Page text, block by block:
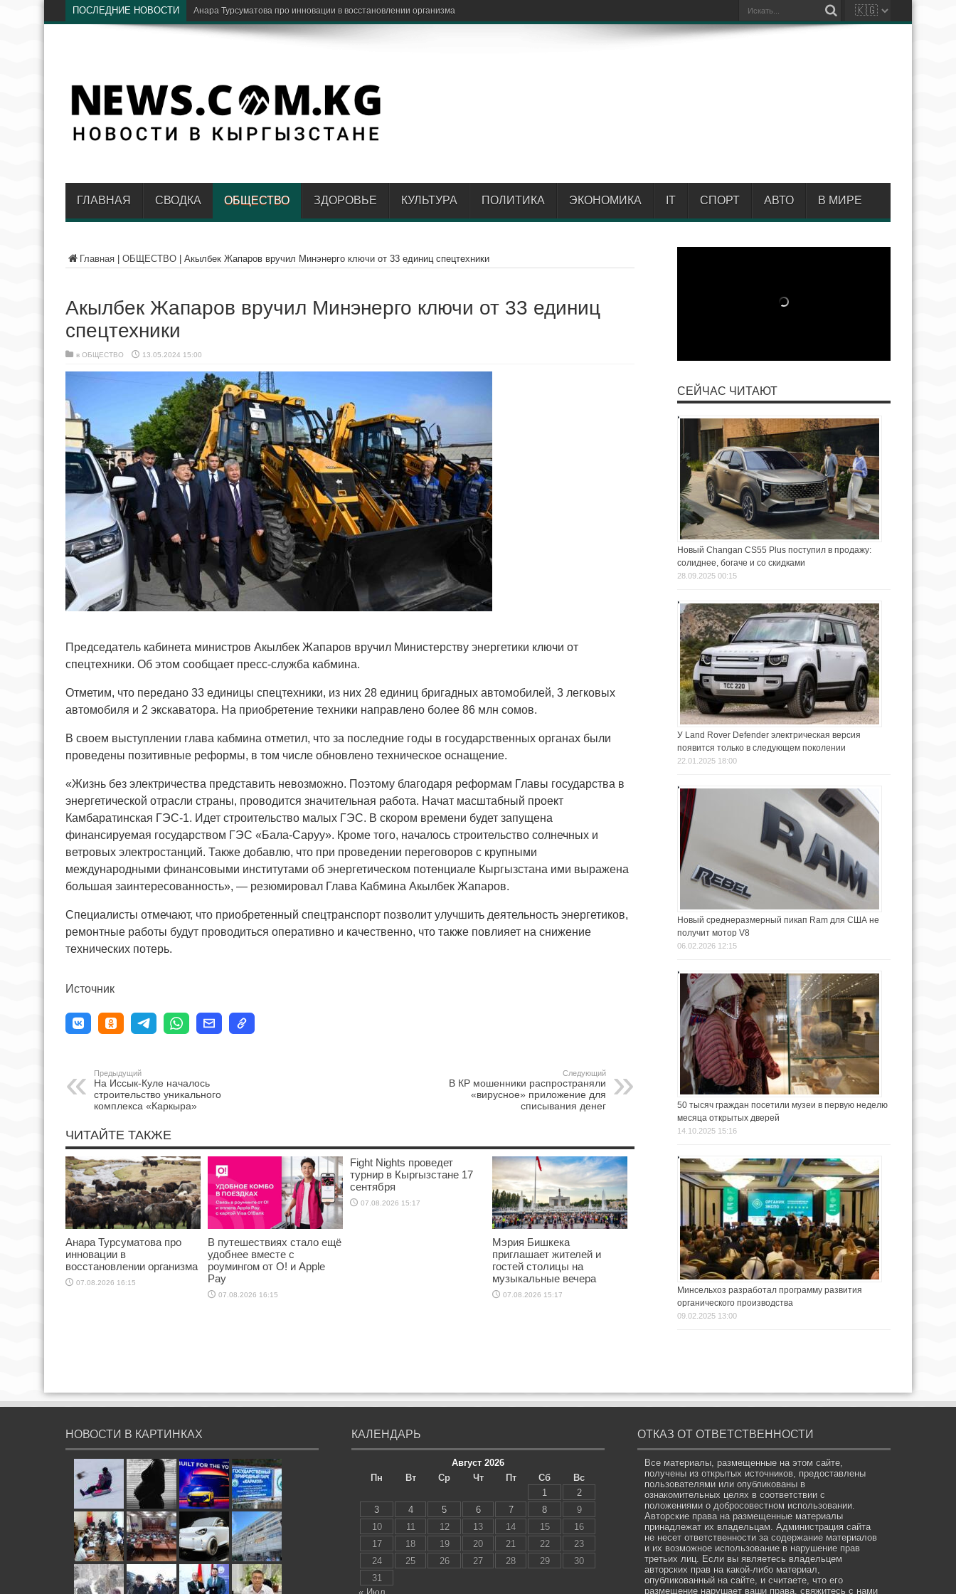
ПОСЛЕДНИЕ НОВОСТИ
ГЛАВНАЯ СВОДКА ОБЩЕСТВО ЗДОРОВЬЕ КУЛЬТУРА ПОЛИТИКА ЭКОНОМИКА IT СПОРТ АВТО В МИРЕ
Главная ОБЩЕСТВО Акылбек Жапаров вручил Минэнерго ключи от 33 единиц спецтехники
Акылбек Жапаров вручил Минэнерго ключи от 33 единиц
спецтехники
в ОБЩЕСТВО 13.05.2024 15:00
Председатель кабинета министров Акылбек Жапаров вручил Министерству энергетики ключи от
спецтехники. Об этом сообщает пресс-служба кабмина.
Отметим, что передано 33 единицы спецтехники, из них 28 единиц бригадных автомобилей, 3 легковых
автомобиля и 2 экскаватора. На приобретение техники направлено более 86 млн сомов.
В своем выступлении глава кабмина отметил, что за последние годы в государственных органах были
проведены позитивные реформы, в том числе обновлено техническое оснащение.
«Жизнь без электричества представить невозможно. Поэтому благодаря реформам Главы государства в
энергетической отрасли страны, проводится значительная работа. Начат масштабный проект
Камбаратинская ГЭС-1. Идет строительство малых ГЭС. В скором времени будет запущена
финансируемая государством ГЭС «Бала-Саруу». Кроме того, началось строительство солнечных и
ветровых электростанций. Также добавлю, что при проведении переговоров с крупными
международными финансовыми институтами об энергетическом потенциале Кыргызстана ими выражена
большая заинтересованность», — резюмировал Глава Кабмина Акылбек Жапаров.
Специалисты отмечают, что приобретенный спецтранспорт позволит улучшить деятельность энергетиков,
ремонтные работы будут проводиться оперативно и качественно, что также повлияет на снижение
технических потерь.
Источник
Предыдущий
На Иссык-Куле началось
строительство уникального
комплекса «Каркыра»
Следующий
В КР мошенники распространяли
«вирусное» приложение для
списывания денег
ЧИТАЙТЕ ТАКЖЕ
Анара Турсуматова про
инновации в
восстановлении организма
07.08.2026 16:15
В путешествиях стало ещё
удобнее вместе с
роумингом от О! и Apple
Pay
07.08.2026 16:15
Fight Nights проведет
турнир в Кыргызстане 17
сентября
07.08.2026 15:17
Мэрия Бишкека
приглашает жителей и
гостей столицы на
музыкальные вечера
07.08.2026 15:17
СЕЙЧАС ЧИТАЮТ
Новый Changan CS55 Plus поступил в продажу:
солиднее, богаче и со скидками
28.09.2025 00:15
У Land Rover Defender электрическая версия
появится только в следующем поколении
22.01.2025 18:00
Новый среднеразмерный пикап Ram для США не
получит мотор V8
06.02.2026 12:15
50 тысяч граждан посетили музеи в первую неделю
месяца открытых дверей
14.10.2025 15:16
Минсельхоз разработал программу развития
органического производства
09.02.2025 13:00
НОВОСТИ В КАРТИНКАХ КАЛЕНДАРЬ
Август 2026
Пн
Вт Ср Чт Пт Сб
Вс
1
2
3
4 5 6 7 8
9
10
11 12 13 14 15
16
17
18 19 20 21 22
23
24
25 26 27 28 29
30
31
ОТКАЗ ОТ ОТВЕТСТВЕННОСТИ
Все материалы, размещенные на этом сайте,
получены из открытых источников, предоставлены
пользователями или опубликованы в
ознакомительных целях в соответствии с
положениями о добросовестном использовании.
Авторские права на размещенные материалы
принадлежат их владельцам. Администрация сайта
не несет ответственности за содержание материалов
и их возможное использование в нарушение прав
третьих лиц. Если вы являетесь владельцем
авторских прав на какой-либо материал,
опубликованный на сайте, и считаете, что его
размещение нарушает ваши права, свяжитесь с нами